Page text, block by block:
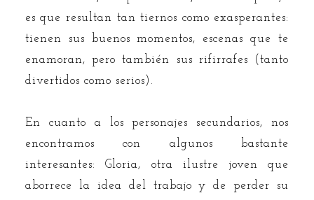
es que resultan tan tiernos como exasperantes:
tienen sus buenos momentos, escenas que te
enamoran, pero también sus rifirrafes (tanto
divertidos como serios).
En cuanto a los personajes secundarios, nos
encontramos con algunos bastante
interesantes: Gloria, otra ilustre joven que
aborrece la idea del trabajo y de perder su